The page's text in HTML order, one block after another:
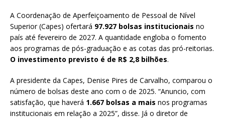
A Coordenação de Aperfeiçoamento de Pessoal de Nível
Superior (Capes) ofertará 97.927 bolsas institucionais no
país até fevereiro de 2027. A quantidade engloba o fomento
aos programas de pós-graduação e as cotas das pró-reitorias.
O investimento previsto é de R$ 2,8 bilhões.
A presidente da Capes, Denise Pires de Carvalho, comparou o
número de bolsas deste ano com o de 2025. “Anuncio, com
satisfação, que haverá 1.667 bolsas a mais nos programas
institucionais em relação a 2025”, disse. Já o diretor de